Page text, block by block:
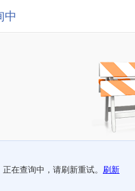
中
正在查询中，请刷新重试。 刷新